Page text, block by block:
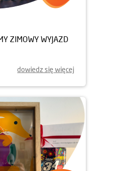
ZIMOWY WYJAZD
dowiedz się więcej